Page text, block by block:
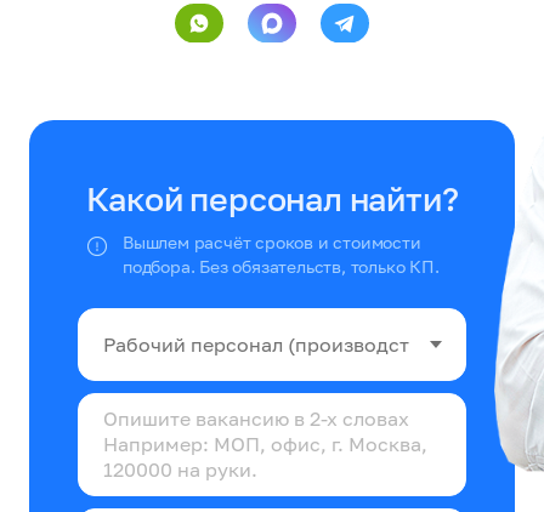
Какой персонал найти?
Вышлем расчёт сроков и стоимости
подбора. Без обязательств, только КП.